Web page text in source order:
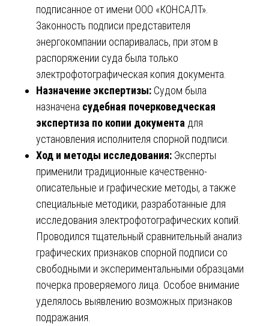
подписанное от имени ООО «КОНСАЛТ».
Законность подписи представителя
энергокомпании оспаривалась, при этом в
распоряжении суда была только
электрофотографическая копия документа.
Назначение экспертизы: Судом была
назначена судебная почерковедческая
экспертиза по копии документа для
установления исполнителя спорной подписи.
Ход и методы исследования: Эксперты
применили традиционные качественно-
описательные и графические методы, а также
специальные методики, разработанные для
исследования электрофотографических копий.
Проводился тщательный сравнительный анализ
графических признаков спорной подписи со
свободными и экспериментальными образцами
почерка проверяемого лица. Особое внимание
уделялось выявлению возможных признаков
подражания.